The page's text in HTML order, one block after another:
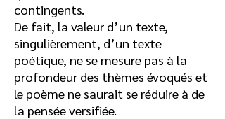
contingents.
De fait, la valeur d’un texte,
singulièrement, d’un texte
poétique, ne se mesure pas à la
profondeur des thèmes évoqués et
le poème ne saurait se réduire à de
la pensée versifiée.